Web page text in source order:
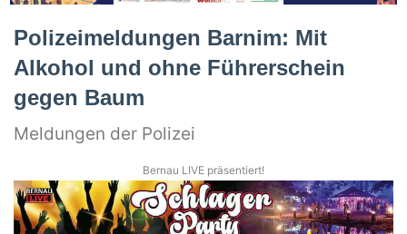
Polizeimeldungen Barnim: Mit
Alkohol und ohne Führerschein
gegen Baum
Meldungen der Polizei
Bernau LIVE präsentiert!